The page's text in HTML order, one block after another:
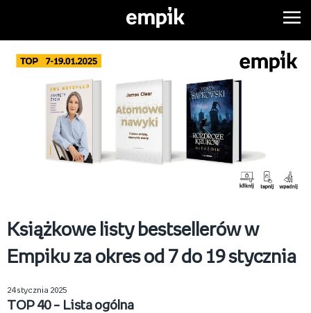
Książkowe listy bestsellerów w
Empiku za okres od 7 do 19 stycznia
24 stycznia 2025
TOP 40 – Lista ogólna